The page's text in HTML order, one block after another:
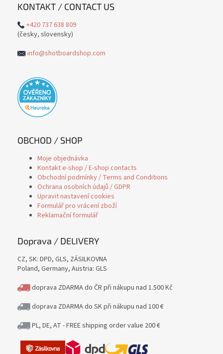
KONTAKT / CONTACT US
+420 737 638 809
(česky, slovensky)
info@shotboardshop.com
OBCHOD / SHOP
Moje objednávka
Kontakt e-shop / E-shop contacts
Obchodní podmínky / Terms and Conditions
Ochrana osobních údajů / GDPR
Upravit nastavení cookies
Formulář pro vrácení zboží
Reklamační formulář
Doprava / DELIVERY
CZ, SK: DPD, GLS, ZÁSILKOVNA
Poland, Germany, Austria: GLS
doprava ZDARMA do ČR při nákupu nad 1.500 Kč
doprava ZDARMA do SK při nákupu nad 100 €
PL, DE, AT - FREE shipping order value 200 €